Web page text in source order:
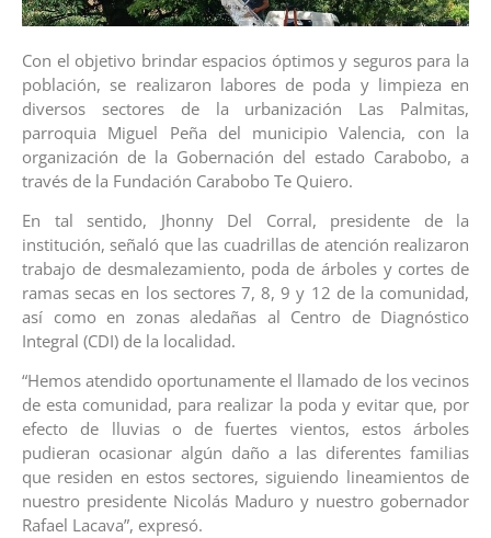
Con el objetivo brindar espacios óptimos y seguros para la
población, se realizaron labores de poda y limpieza en
diversos sectores de la urbanización Las Palmitas,
parroquia Miguel Peña del municipio Valencia, con la
organización de la Gobernación del estado Carabobo, a
través de la Fundación Carabobo Te Quiero.
En tal sentido, Jhonny Del Corral, presidente de la
institución, señaló que las cuadrillas de atención realizaron
trabajo de desmalezamiento, poda de árboles y cortes de
ramas secas en los sectores 7, 8, 9 y 12 de la comunidad,
así como en zonas aledañas al Centro de Diagnóstico
Integral (CDI) de la localidad.
“Hemos atendido oportunamente el llamado de los vecinos
de esta comunidad, para realizar la poda y evitar que, por
efecto de lluvias o de fuertes vientos, estos árboles
pudieran ocasionar algún daño a las diferentes familias
que residen en estos sectores, siguiendo lineamientos de
nuestro presidente Nicolás Maduro y nuestro gobernador
Rafael Lacava”, expresó.